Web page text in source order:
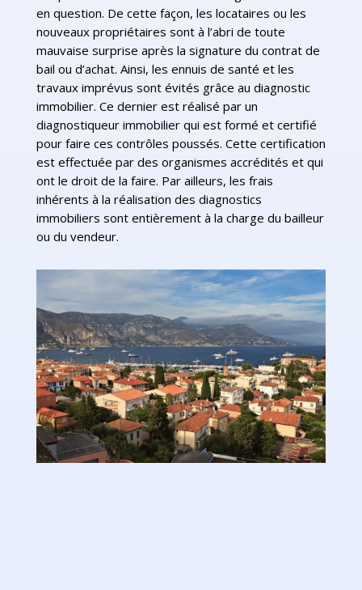
en question. De cette façon, les locataires ou les
nouveaux propriétaires sont à l’abri de toute
mauvaise surprise après la signature du contrat de
bail ou d’achat. Ainsi, les ennuis de santé et les
travaux imprévus sont évités grâce au diagnostic
immobilier. Ce dernier est réalisé par un
diagnostiqueur immobilier qui est formé et certifié
pour faire ces contrôles poussés. Cette certification
est effectuée par des organismes accrédités et qui
ont le droit de la faire. Par ailleurs, les frais
inhérents à la réalisation des diagnostics
immobiliers sont entièrement à la charge du bailleur
ou du vendeur.